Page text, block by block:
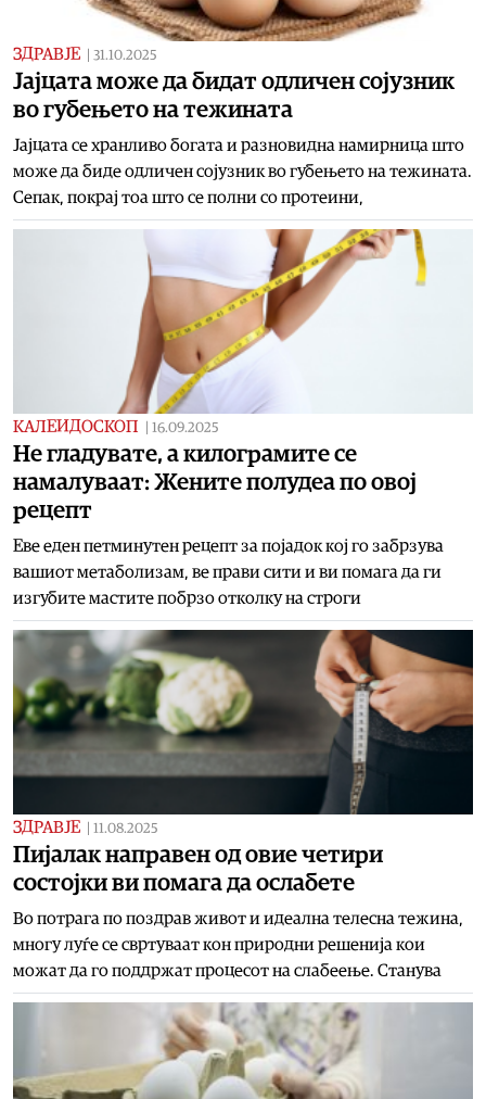
ЗДРАВЈЕ 31.10.2025
Јајцата може да бидат одличен сојузник
во губењето на тежината
Јајцата се хранливо богата и разновидна намирница што
може да биде одличен сојузник во губењето на тежината.
Сепак, покрај тоа што се полни со протеини,
КАЛЕИДОСКОП 16.09.2025
Не гладувате, а килограмите се
намалуваат: Жените полудea по овој
рецепт
Еве еден петминутен рецепт за појадок кој го забрзува
вашиот метаболизам, ве прави сити и ви помага да ги
изгубите мастите побрзо отколку на строги
ЗДРАВЈЕ 11.08.2025
Пијалак направен од овие четири
состојки ви помага да ослабете
Во потрага по поздрав живот и идеална телесна тежина,
многу луѓе се свртуваат кон природни решенија кои
можат да го поддржат процесот на слабеење. Станува